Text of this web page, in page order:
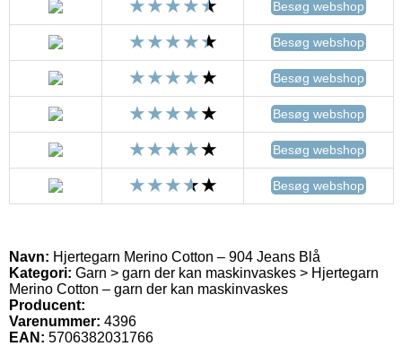
Besøg webshop
Besøg webshop
Besøg webshop
Besøg webshop
Besøg webshop
Besøg webshop
Navn: Hjertegarn Merino Cotton – 904 Jeans Blå
Kategori: Garn > garn der kan maskinvaskes > Hjertegarn
Merino Cotton – garn der kan maskinvaskes
Producent:
Varenummer: 4396
EAN: 5706382031766